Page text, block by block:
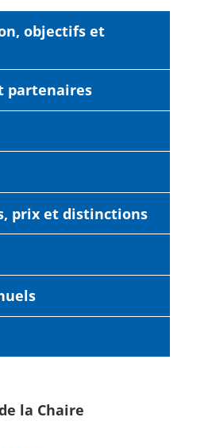
objectifs et
partenaires
prix et distinctions
la Chaire